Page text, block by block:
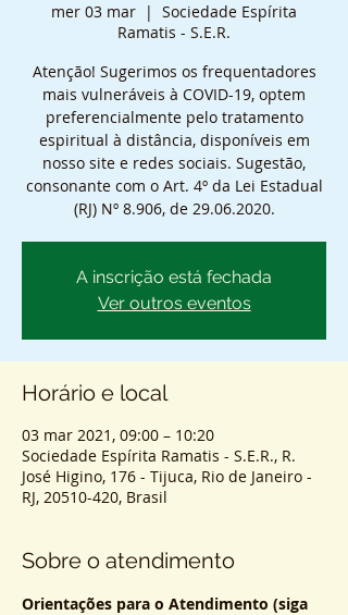
mer 03 mar
  |
Sociedade Espírita
Ramatis - S.E.R.
Atenção! Sugerimos os frequentadores
mais vulneráveis à COVID-19, optem
preferencialmente pelo tratamento
espiritual à distância, disponíveis em
nosso site e redes sociais. Sugestão,
consonante com o Art. 4º da Lei Estadual
(RJ) Nº 8.906, de 29.06.2020.
A inscrição está fechada
Ver outros eventos
Horário e local
03 mar 2021, 09:00 – 10:20
Sociedade Espírita Ramatis - S.E.R., R.
José Higino, 176 - Tijuca, Rio de Janeiro -
RJ, 20510-420, Brasil
Sobre o atendimento
Orientações para o Atendimento (siga